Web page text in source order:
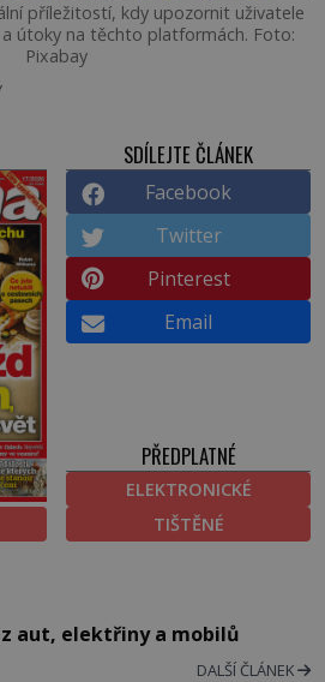
příležitostí, kdy upozornit uživatele
útoky na těchto platformách. Foto:
Pixabay
SDÍLEJTE ČLÁNEK
Facebook
Twitter
Pinterest
Email
PŘEDPLATNÉ
ELEKTRONICKÉ
TIŠTĚNÉ
aut, elektřiny a mobilů
DALŠÍ ČLÁNEK